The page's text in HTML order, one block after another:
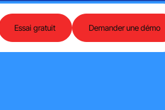
Essai gratuit Demander une démo